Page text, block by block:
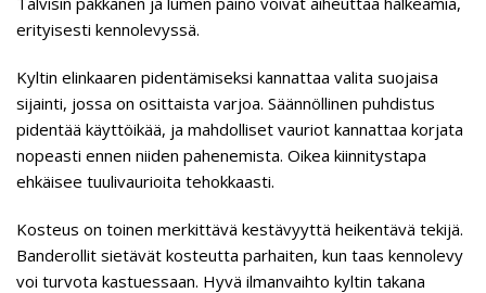
erityisesti kennolevyssä.
Kyltin elinkaaren pidentämiseksi kannattaa valita suojaisa
sijainti, jossa on osittaista varjoa. Säännöllinen puhdistus
pidentää käyttöikää, ja mahdolliset vauriot kannattaa korjata
nopeasti ennen niiden pahenemista. Oikea kiinnitystapa
ehkäisee tuulivaurioita tehokkaasti.
Kosteus on toinen merkittävä kestävyyttä heikentävä tekijä.
Banderollit sietävät kosteutta parhaiten, kun taas kennolevy
voi turvota kastuessaan. Hyvä ilmanvaihto kyltin takana